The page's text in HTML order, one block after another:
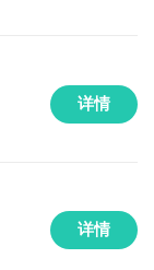
详情
详情